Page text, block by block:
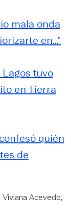
mala onda
en...”
Lagos tuvo
en Tierra
quién
de
Viviana Acevedo